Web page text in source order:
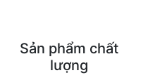
Sản phẩm chất
lượng